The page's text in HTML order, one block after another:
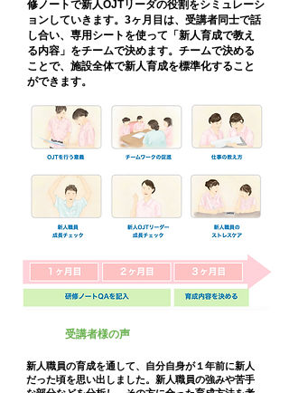
修ノートで新人OJTリーダの役割をシミュレーシ
ョンしていきます。3ヶ月目は、受講者同士で話
し合い、専用シートを使って「新人育成で教え
る内容」をチームで決めます。チームで決める
ことで、施設全体で新人育成を標準化すること
ができます。
受講者様の声
新人職員の育成を通して、自分自身が１年前に新人
だった頃を思い出しました。新人職員の強みや苦手